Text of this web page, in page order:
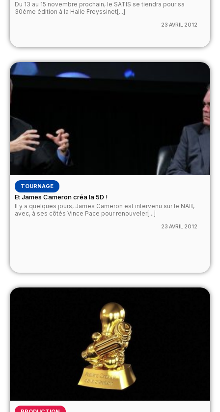
Du 13 au 15 novembre prochain, le SATIS se tiendra pour sa
30ème édition à la Halle Freyssinet[...]
23 AVRIL 2012
TOURNAGE
Et James Cameron créa la 5D !
Il y a quelques jours, James Cameron est intervenu sur le NAB,
avec, à ses côtés Vince Pace pour renouveler[...]
23 AVRIL 2012